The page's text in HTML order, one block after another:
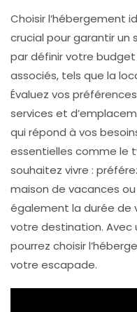
Choisir l’hébergement
crucial pour garantir un
par définir votre budget
associés, tels que la
Évaluez vos
services et
qui répond à vos
essentielles comme le
souhaitez vivre :
maison de vacances
également la durée de
votre destination. Avec
pourrez choisir
votre escapade.